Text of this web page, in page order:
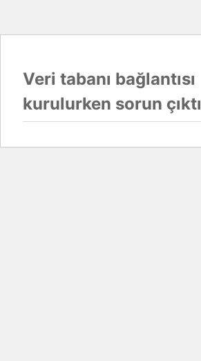
Veri tabanı bağlantısı
kurulurken sorun çıktı